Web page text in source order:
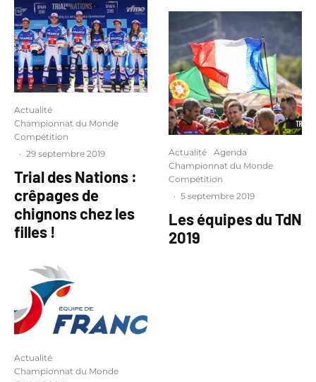
Actualité
Championnat du Monde
Compétition
· 29 septembre 2019
Trial des Nations :
crêpages de
chignons chez les
filles !
Actualité
Championnat du Monde
Actualité
Agenda
Championnat du Monde
Compétition
· 5 septembre 2019
Les équipes du TdN
2019